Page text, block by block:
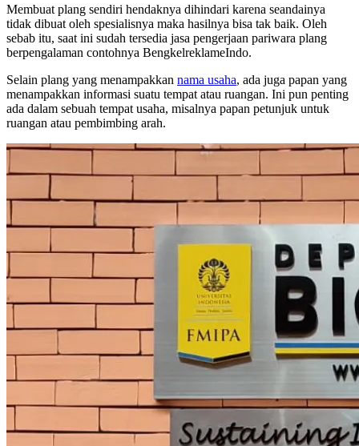
Membuat plang sendiri hendaknya dihindari karena seandainya
tidak dibuat oleh spesialisnya maka hasilnya bisa tak baik. Oleh
sebab itu, saat ini sudah tersedia jasa pengerjaan pariwara plang
berpengalaman contohnya BengkelreklameIndo.
Selain plang yang menampakkan nama usaha, ada juga papan yang
menampakkan informasi suatu tempat atau ruangan. Ini pun penting
ada dalam sebuah tempat usaha, misalnya papan petunjuk untuk
ruangan atau pembimbing arah.